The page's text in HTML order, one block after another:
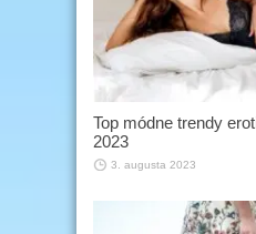
Top módne trendy
2023
3. augusta 2023